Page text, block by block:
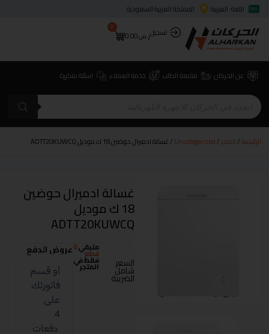
اللغة: العربية
المملكة العربية السعودية
تسجيلر.س0.00
0
عن الحركان متابعة الطلب خدمة العملاء اسئلة متكررة
الرئيسية/المتجر/
Uncategorized/ غسالة ادميرال حوضين 18 ك موديل ADTT20KUWCQ
غسالة ادميرال حوضين
18 ك موديل
ADTT20KUWCQ
السعر
شامل
الضريبة
متبقي0
قطع
فقط في
المتجر
عروض الدفع